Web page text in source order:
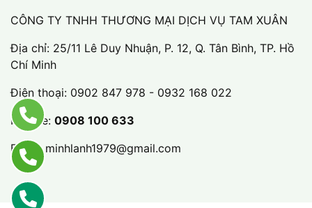
CÔNG TY TNHH THƯƠNG MẠI DỊCH VỤ TAM XUÂN
Địa chỉ: 25/11 Lê Duy Nhuận, P. 12, Q. Tân Bình, TP. Hồ
Chí Minh
Điện thoại: 0902 847 978 - 0932 168 022
Hotline: 0908 100 633
Email: minhlanh1979@gmail.com